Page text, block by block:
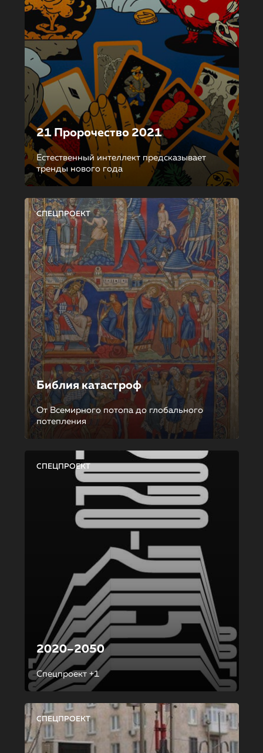
21 Пророчество 2021
Естественный интеллект предсказывает
тренды нового года
СПЕЦПРОЕКТ
Библия катастроф
От Всемирного потопа до глобального
потепления
СПЕЦПРОЕКТ
2020–2050
Спецпроект +1
СПЕЦПРОЕКТ